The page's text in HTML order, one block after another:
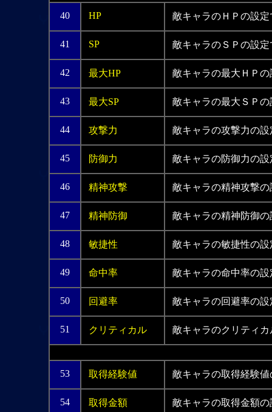
40 HP 敵キャラのＨＰの設定
41 SP 敵キャラのＳＰの設定
42 最大HP 敵キャラの最大ＨＰ
43 最大SP 敵キャラの最大ＳＰ
44 攻撃力 敵キャラの攻撃力の
45 防御力 敵キャラの防御力の
46 精神攻撃 敵キャラの精神攻撃
47 精神防御 敵キャラの精神防御
48 敏捷性 敵キャラの敏捷性の
49 命中率 敵キャラの命中率の
50 回避率 敵キャラの回避率の
51 クリティカル 敵キャラのクリティ
53 取得経験値 敵キャラの取得経験
54 取得金額 敵キャラの取得金額